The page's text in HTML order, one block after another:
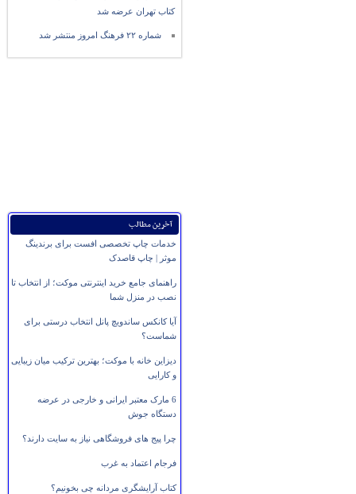
کتاب تهران عرضه شد
شماره ۲۲ فرهنگ امروز منتشر شد
آخرین مطالب
خدمات چاپ تخصصی افست برای برندینگ
موثر | چاپ قاصدک
راهنمای جامع خرید اینترنتی موکت؛ از انتخاب تا
نصب در منزل شما
آیا کانکس ساندویچ پانل انتخاب درستی برای
شماست؟
دیزاین خانه با موکت؛ بهترین ترکیب میان زیبایی
و کارایی
6 مارک معتبر ایرانی و خارجی در عرضه
دستگاه جوش
چرا پیج های فروشگاهی نیاز به سایت دارند؟
فرجام اعتماد به غرب
کتاب آرایشگری مردانه چی بخونیم؟